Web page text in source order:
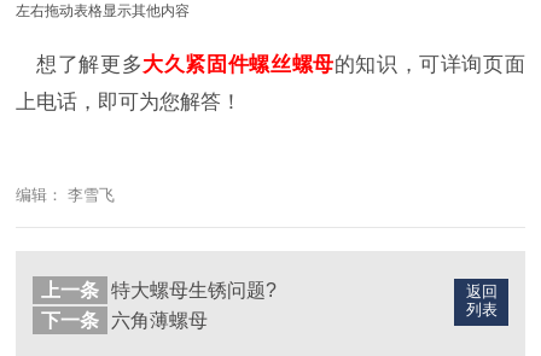
左右拖动表格显示其他内容
想了解更多大久紧固件螺丝螺母的知识，可详询页面
上电话，即可为您解答！
编辑： 李雪飞
返回
列表
上一条
特大螺母生锈问题?
下一条
六角薄螺母